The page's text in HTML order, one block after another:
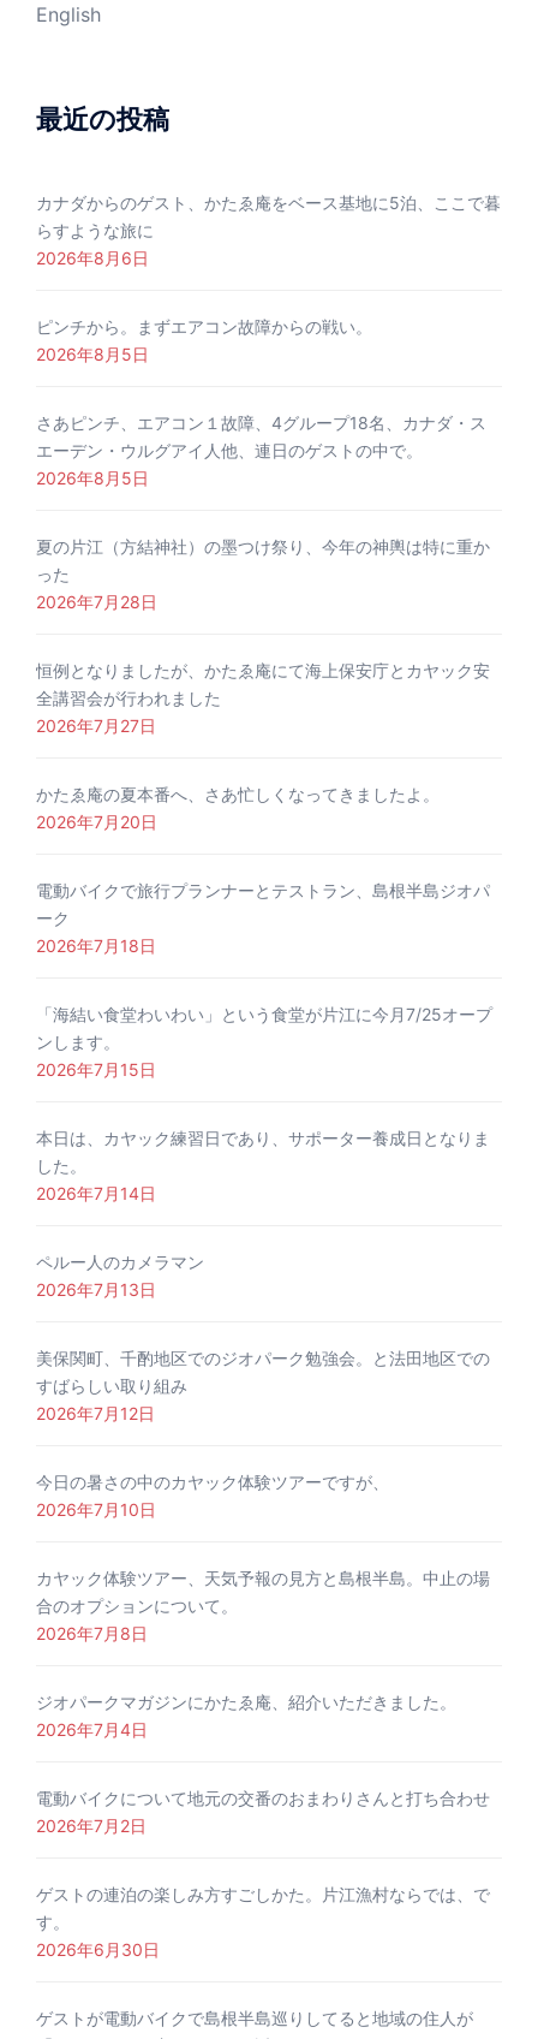
English
最近の投稿
カナダからのゲスト、かたゑ庵をベース基地に5泊、ここで暮
らすような旅に
2026年8月6日
ピンチから。まずエアコン故障からの戦い。
2026年8月5日
さあピンチ、エアコン１故障、4グループ18名、カナダ・ス
エーデン・ウルグアイ人他、連日のゲストの中で。
2026年8月5日
夏の片江（方結神社）の墨つけ祭り、今年の神輿は特に重か
った
2026年7月28日
恒例となりましたが、かたゑ庵にて海上保安庁とカヤック安
全講習会が行われました
2026年7月27日
かたゑ庵の夏本番へ、さあ忙しくなってきましたよ。
2026年7月20日
電動バイクで旅行プランナーとテストラン、島根半島ジオパ
ーク
2026年7月18日
「海結い食堂わいわい」という食堂が片江に今月7/25オープ
ンします。
2026年7月15日
本日は、カヤック練習日であり、サポーター養成日となりま
した。
2026年7月14日
ペルー人のカメラマン
2026年7月13日
美保関町、千酌地区でのジオパーク勉強会。と法田地区での
すばらしい取り組み
2026年7月12日
今日の暑さの中のカヤック体験ツアーですが、
2026年7月10日
カヤック体験ツアー、天気予報の見方と島根半島。中止の場
合のオプションについて。
2026年7月8日
ジオパークマガジンにかたゑ庵、紹介いただきました。
2026年7月4日
電動バイクについて地元の交番のおまわりさんと打ち合わせ
2026年7月2日
ゲストの連泊の楽しみ方すごしかた。片江漁村ならでは、で
す。
2026年6月30日
ゲストが電動バイクで島根半島巡りしてると地域の住人が